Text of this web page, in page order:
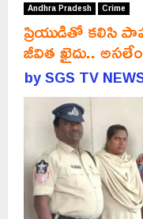
Andhra Pradesh Crime
ప్రియుడితో కలిసి
జీవిత ఖైదు..
bySGS TV